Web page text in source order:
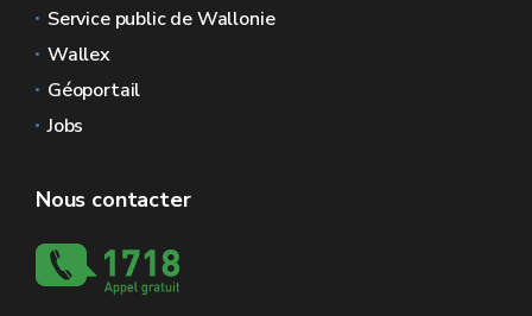
Service public de Wallonie
Wallex
Géoportail
Jobs
Nous contacter